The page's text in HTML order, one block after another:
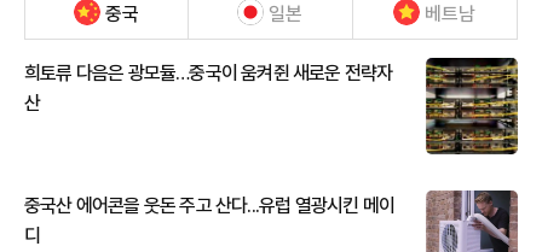
중국 일본 베트남
희토류 다음은 광모듈…중국이 움켜쥔 새로운 전략자
산
중국산 에어콘을 웃돈 주고 산다...유럽 열광시킨 메이
디